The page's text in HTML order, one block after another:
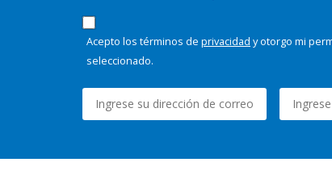
Acepto los términos de privacidad y otorgo mi
seleccionado.